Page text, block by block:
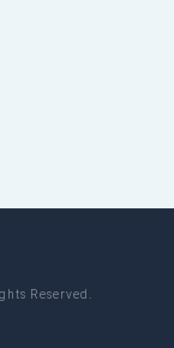
Reserved.